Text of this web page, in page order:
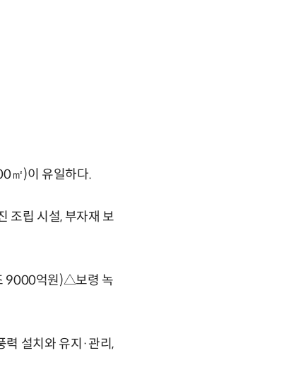
㎡)이 유일하다.
조립 시설, 부자재 보
9000억원)△보령 녹
력 설치와 유지·관리,